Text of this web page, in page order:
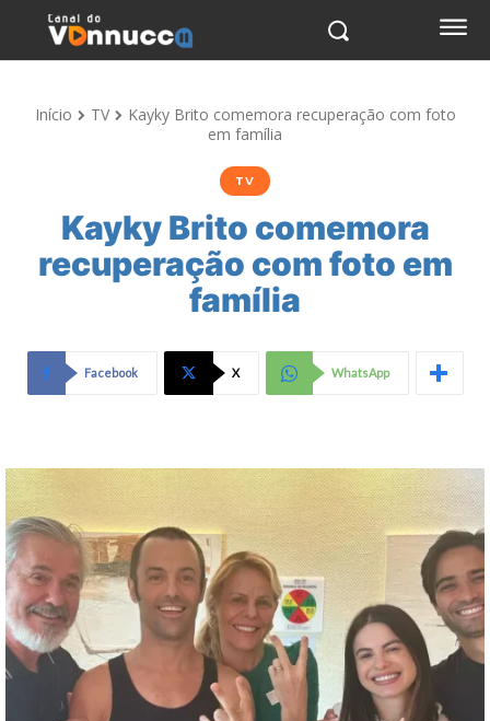
Início TV
Kayky Brito comemora recuperação com foto
em família
TV
Kayky Brito comemora
recuperação com foto em
família
Facebook X WhatsApp